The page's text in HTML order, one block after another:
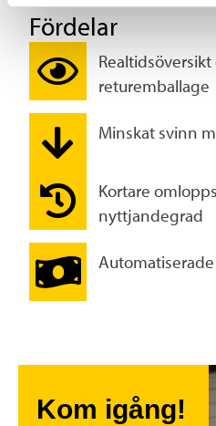
Fördelar
returemballage
Minskat svinn
Kortare
nyttjandegrad
Kom igång!